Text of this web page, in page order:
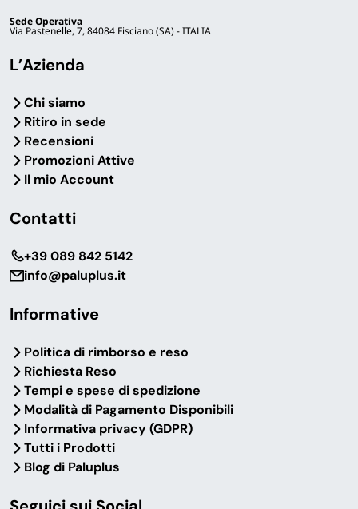
Sede Operativa
Via Pastenelle, 7, 84084 Fisciano (SA) - ITALIA
L’Azienda
Chi siamo
Ritiro in sede
Recensioni
Promozioni Attive
Il mio Account
Contatti
‎+39 089 842 5142
info@paluplus.it
Informative
Politica di rimborso e reso
Richiesta Reso
Tempi e spese di spedizione
Modalità di Pagamento Disponibili
Informativa privacy (GDPR)
Tutti i Prodotti
Blog di Paluplus